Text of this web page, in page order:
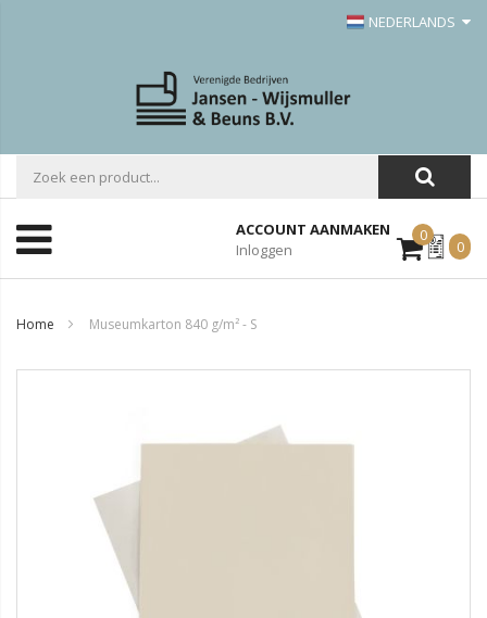
NEDERLANDS
ACCOUNT AANMAKEN
Inloggen
0Mijn
Offerte
0
Home Museumkarton 840 g/m² - S